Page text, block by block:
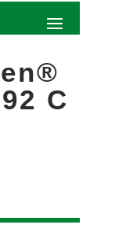
C